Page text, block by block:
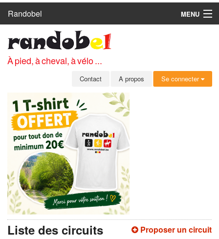
Randobel
MENU
CIRCUITS
CLUBS
MEMBRES
SE CONNECTER
INSCRIPTION GRATUITE
MOT DE PASSE OUBLIÉ
À pied, à cheval, à vélo ...
Contact A propos Se connecter
Proposer un circuit
Liste des circuits